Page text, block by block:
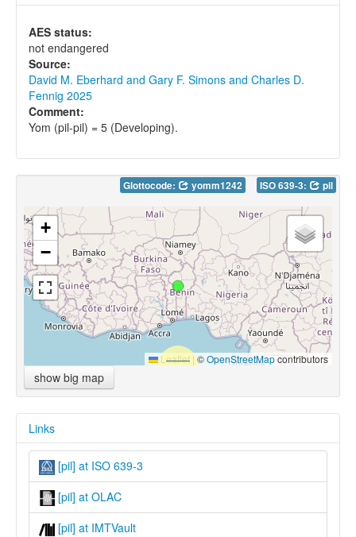
AES status:
not endangered
Source:
David M. Eberhard and Gary F. Simons and Charles D.
Fennig 2025
Comment:
Yom (pil-pil) = 5 (Developing).
Glottocode: yomm1242 ISO 639-3: pil
+
−
Leaflet |©OpenStreetMapcontributors
show big map
Links
[pil] at ISO 639-3
[pil] at OLAC
[pil] at IMTVault